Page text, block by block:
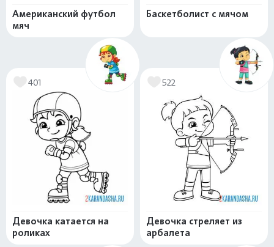
Американский футбол
мяч
Баскетболист с мячом
401
Девочка катается на
роликах
522
Девочка стреляет из
арбалета